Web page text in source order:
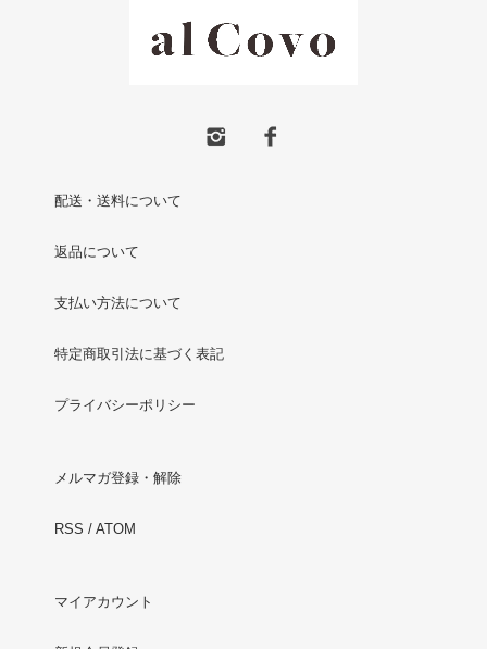
配送・送料について
返品について
支払い方法について
特定商取引法に基づく表記
プライバシーポリシー
メルマガ登録・解除
RSS / ATOM
マイアカウント